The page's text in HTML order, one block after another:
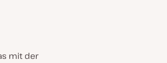
mit der